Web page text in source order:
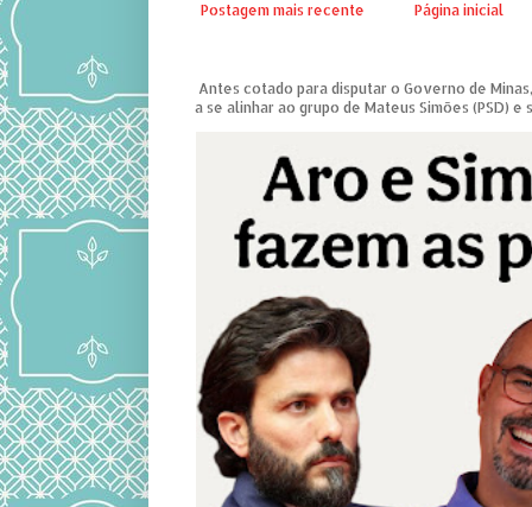
Postagem mais recente Página inicial
Antes cotado para disputar o Governo de
a se alinhar ao grupo de Mateus Simões (PSD) e